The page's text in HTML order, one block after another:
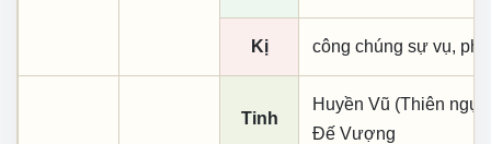
Kị công chúng sự vụ,
Tinh
Huyền Vũ (Thiên
Đế Vượng